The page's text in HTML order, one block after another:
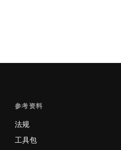
参考资料
法规
工具包